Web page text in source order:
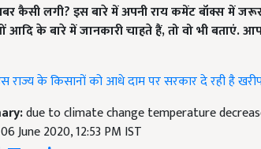
कैसी लगी?इस बारे में अपनी राय कमेंट बॉक्स में
आदि के बारे में जानकारी चाहते हैं,तो वो भी बताएं.
राज्य के किसानों को आधे दाम पर सरकार दे रही है
due to climate change temperature
06 June 2020, 12:53 PM IST